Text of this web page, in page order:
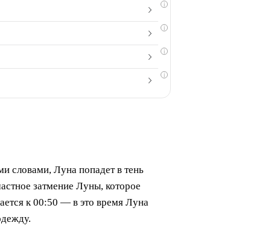
i
i
i
i
словами, Луна попадет в тень
затмение Луны, которое
к 00:50 — в это время Луна